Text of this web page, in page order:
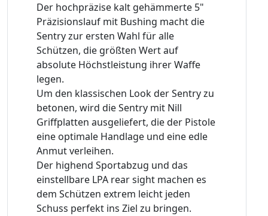
Der hochpräzise kalt gehämmerte 5"
Präzisionslauf mit Bushing macht die
Sentry zur ersten Wahl für alle
Schützen, die größten Wert auf
absolute Höchstleistung ihrer Waffe
legen.
Um den klassischen Look der Sentry zu
betonen, wird die Sentry mit Nill
Griffplatten ausgeliefert, die der Pistole
eine optimale Handlage und eine edle
Anmut verleihen.
Der highend Sportabzug und das
einstellbare LPA rear sight machen es
dem Schützen extrem leicht jeden
Schuss perfekt ins Ziel zu bringen.